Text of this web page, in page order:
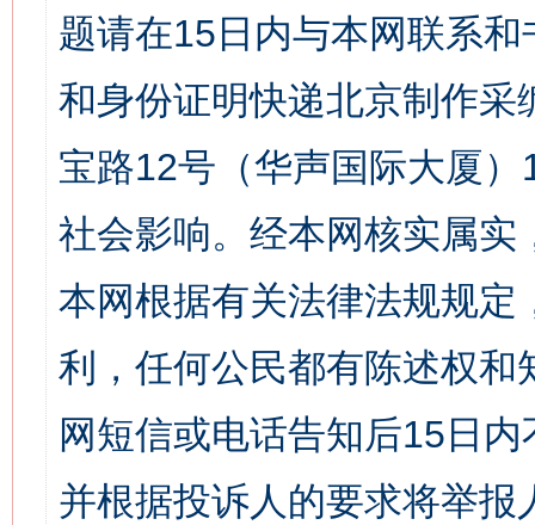
题请在15日内与本网联系
和身份证明快递北京制作
宝路12号（华声国际大厦
社会影响。经本网核实属
本网根据有关法律法规规
利，任何公民都有陈述权
网短信或电话告知后15日
并根据投诉人的要求将举